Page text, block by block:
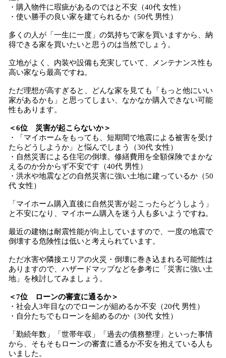
・購入物件に瑕疵があるのではと不安（40代 女性）
・使い勝手の良い家を建てられるか（50代 男性）
多くの人が「一生に一度」の気持ちで家を買いますから、納
得できる家を買いたいと思うのは当然でしょう。
立地がよく、内装や設備も充実していて、メンテナンス性も
高い家なら最高ですね。
ただ理想が高すぎると、どんな家を見ても「もっと他にいい
家があるかも」と思ってしまい、なかなか購入できない可能
性もあります。
＜6位 災害が起こらないか＞
・「マイホームをもっても、短期間で地震による被害を受け
たらどうしようか」と悩んでしまう（30代 女性）
・自然災害による住宅の倒壊。修繕費用を全額保険でまかな
えるのか分からず不安です（40代 男性）
・洪水や地震などの自然災害に強い土地に建っているか（50
代 女性）
「マイホーム購入直後に自然災害が起こったらどうしよう」
と不安になり、マイホーム購入を迷う人も多いようですね。
最近の建物は耐震性能が向上していますので、一度の地震で
倒壊する危険性は低いと考えられています。
ただ水害や隣接エリアの火災・倒壊に巻き込まれる可能性は
ありますので、ハザードマップなどを参考に「災害に強い土
地」を検討してみましょう。
＜7位 ローンの審査に通るか＞
・社会人3年目なのでローンが組めるか不安（20代 男性）
・自分たちでもローンを組めるのか（30代 女性）
「勤続年数」「世帯年収」「過去の債務整理」といった事情
から、そもそもローンの審査に通るか不安を抱えている人も
いました。